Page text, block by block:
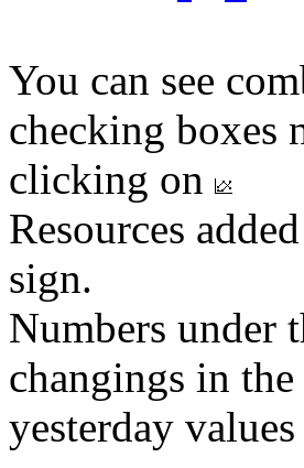
You can see
checking boxes
clicking on
Resources
sign.
Numbers under
changings in
yesterday